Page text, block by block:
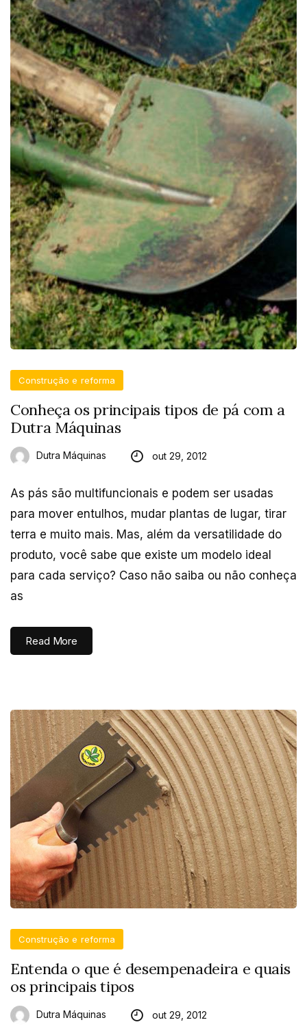
Construção e reforma
Conheça os principais tipos de pá com a
Dutra Máquinas
Dutra Máquinas out 29, 2012
As pás são multifuncionais e podem ser usadas
para mover entulhos, mudar plantas de lugar, tirar
terra e muito mais. Mas, além da versatilidade do
produto, você sabe que existe um modelo ideal
para cada serviço? Caso não saiba ou não conheça
as
Read More
Construção e reforma
Entenda o que é desempenadeira e quais
os principais tipos
Dutra Máquinas out 29, 2012